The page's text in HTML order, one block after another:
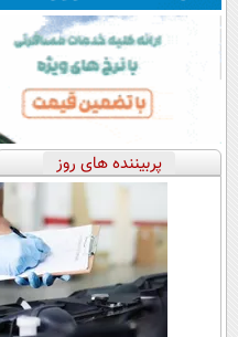
پربیننده های روز